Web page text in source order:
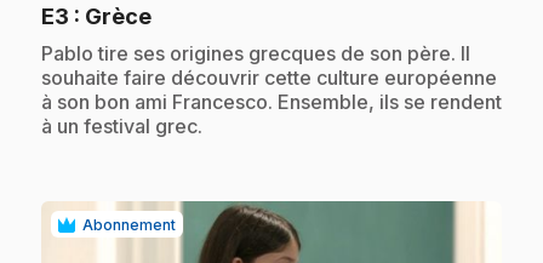
E3 : Grèce.
.Pablo tire ses origines grecques de son père. Il
souhaite faire découvrir cette culture européenne
à son bon ami Francesco. Ensemble, ils se rendent
à un festival grec.
Abonnement